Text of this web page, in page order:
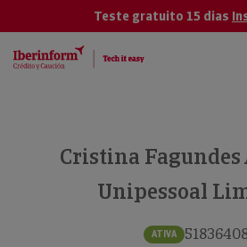
Teste gratuito 15 dias
Cristina Fagundes
Unipessoal
ATIVA